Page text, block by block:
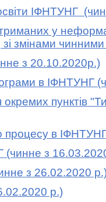
ІФНТУНГ
у
зі змінами
з 20.10.2020р.)
в ІФНТУНГ
пунктів
процесу в
з
з 26.02.2020 р.)
р.)